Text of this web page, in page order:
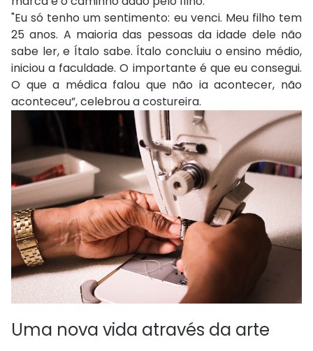
"Eu só tenho um sentimento: eu venci. Meu filho tem
25 anos. A maioria das pessoas da idade dele não
sabe ler, e Ítalo sabe. Ítalo concluiu o ensino médio,
iniciou a faculdade. O importante é que eu consegui.
O que a médica falou que não ia acontecer, não
aconteceu”, celebrou a costureira.
Uma nova vida através da arte